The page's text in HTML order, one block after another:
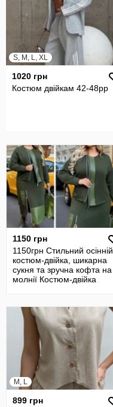
S, M, L, XL
1020 грн
Костюм двійкам 42-48рр
1150 грн
1150грн Стильний осінній
костюм-двійка, шикарна
сукня та зручна кофта на
молнії Костюм-двійка
M, L
899 грн